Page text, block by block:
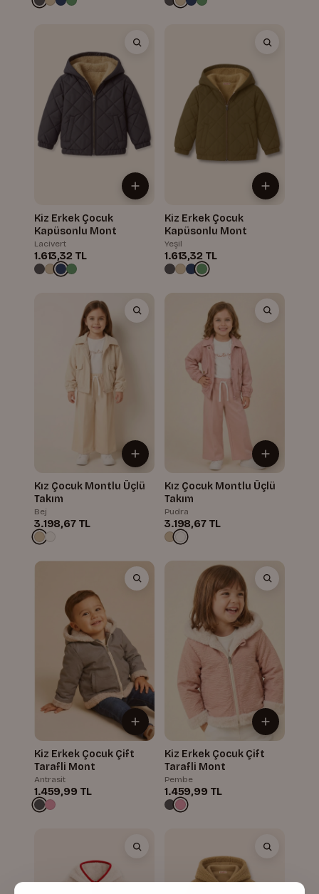
Kiz Erkek Çocuk
Kapüsonlu Mont
Lacivert
1.613,32 TL
Kiz Erkek Çocuk
Kapüsonlu Mont
Yeşil
1.613,32 TL
Kız Çocuk Montlu Üçlü
Takım
Bej
3.198,67 TL
Kız Çocuk Montlu Üçlü
Takım
Pudra
3.198,67 TL
Kiz Erkek Çocuk Çift
Tarafli Mont
Antrasit
1.459,99 TL
Kiz Erkek Çocuk Çift
Tarafli Mont
Pembe
1.459,99 TL